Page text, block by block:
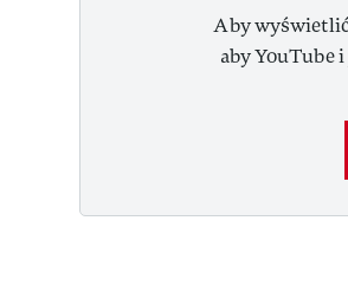
Aby
aby YouTube